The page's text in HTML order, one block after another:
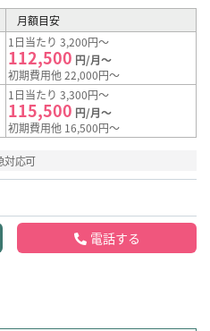
月額目安
1日当たり 3,200円～
112,500 円/月～
初期費用他 22,000円～
1日当たり 3,300円～
115,500 円/月～
初期費用他 16,500円～
対応可
電話する